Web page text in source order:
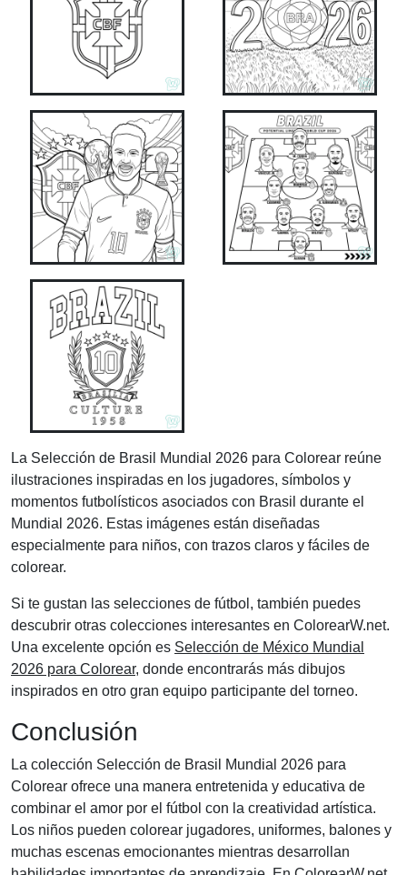
La Selección de Brasil Mundial 2026 para Colorear reúne
ilustraciones inspiradas en los jugadores, símbolos y
momentos futbolísticos asociados con Brasil durante el
Mundial 2026. Estas imágenes están diseñadas
especialmente para niños, con trazos claros y fáciles de
colorear.
Si te gustan las selecciones de fútbol, también puedes
descubrir otras colecciones interesantes en ColorearW.net.
Una excelente opción es Selección de México Mundial
2026 para Colorear, donde encontrarás más dibujos
inspirados en otro gran equipo participante del torneo.
Conclusión
La colección Selección de Brasil Mundial 2026 para
Colorear ofrece una manera entretenida y educativa de
combinar el amor por el fútbol con la creatividad artística.
Los niños pueden colorear jugadores, uniformes, balones y
muchas escenas emocionantes mientras desarrollan